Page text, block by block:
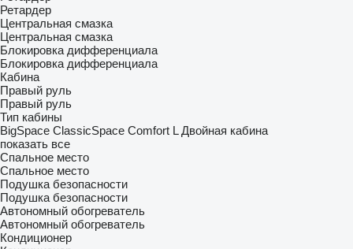
Ретардер
Центральная смазка
Центральная смазка
Блокировка дифференциала
Блокировка дифференциала
Кабина
Правый руль
Правый руль
Тип кабины
BigSpace ClassicSpace Comfort L Двойная кабина
показать все
Спальное место
Спальное место
Подушка безопасности
Подушка безопасности
Автономный обогреватель
Автономный обогреватель
Кондиционер